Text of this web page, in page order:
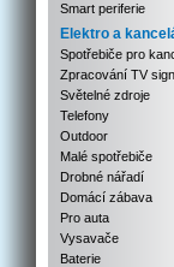
Smart periferie
Elektro a
Spotřebiče pro
Zpracování TV
Světelné zdroje
Telefony
Outdoor
Malé spotřebiče
Drobné nářadí
Domácí zábava
Pro auta
Vysavače
Baterie